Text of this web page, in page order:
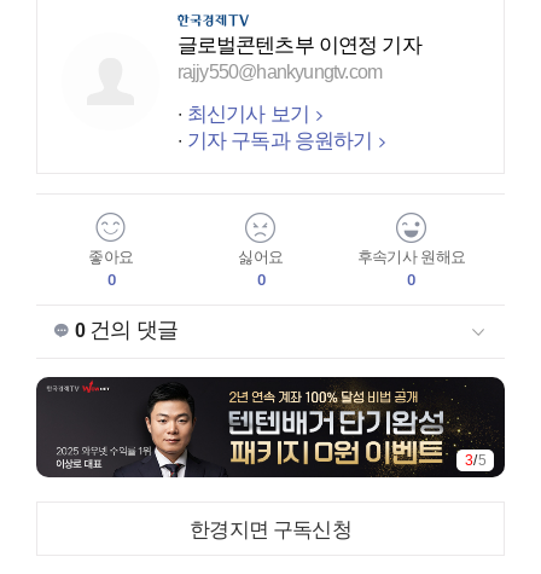
글로벌콘텐츠부 이연정 기자
rajjy550@hankyungtv.com
최신기사 보기
기자 구독과 응원하기
좋아요
0
싫어요
0
후속기사 원해요
0
0건의 댓글
3/5
한경지면 구독신청